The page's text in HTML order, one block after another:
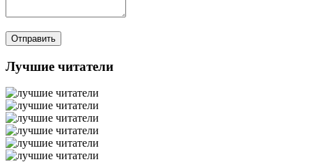
Лучшие читатели